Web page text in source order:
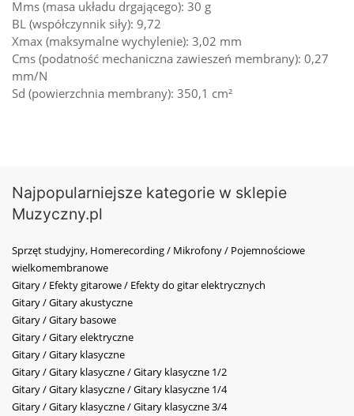
Mms (masa układu drgającego): 30 g
BL (współczynnik siły): 9,72
Xmax (maksymalne wychylenie): 3,02 mm
Cms (podatność mechaniczna zawieszeń membrany): 0,27
mm/N
Sd (powierzchnia membrany): 350,1 cm²
Najpopularniejsze kategorie w sklepie
Muzyczny.pl
Sprzęt studyjny, Homerecording / Mikrofony / Pojemnościowe
wielkomembranowe
Gitary / Efekty gitarowe / Efekty do gitar elektrycznych
Gitary / Gitary akustyczne
Gitary / Gitary basowe
Gitary / Gitary elektryczne
Gitary / Gitary klasyczne
Gitary / Gitary klasyczne / Gitary klasyczne 1/2
Gitary / Gitary klasyczne / Gitary klasyczne 1/4
Gitary / Gitary klasyczne / Gitary klasyczne 3/4